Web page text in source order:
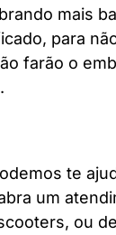
mais
para
farão o
te
um
ou